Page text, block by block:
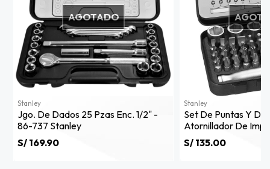
AGOTADO
Stanley
Jgo. De Dados 25 Pzas Enc. 1/2" -
86-737 Stanley
S/ 169.90
Stanley
Set De Puntas Y
Atornillador De
Stanley 1-13-906
S/ 135.00